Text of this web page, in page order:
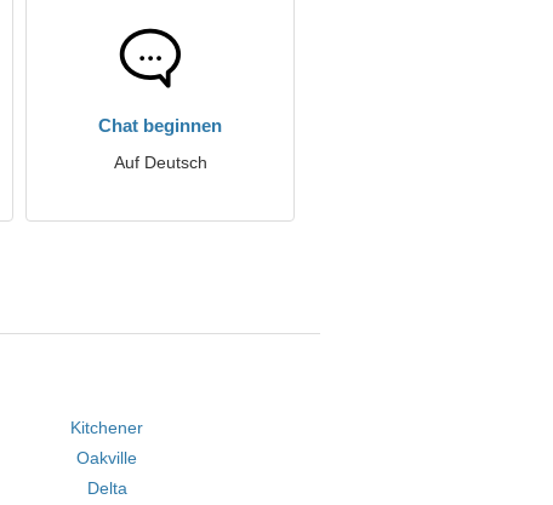
Chat beginnen
Auf Deutsch
Kitchener
Oakville
Delta